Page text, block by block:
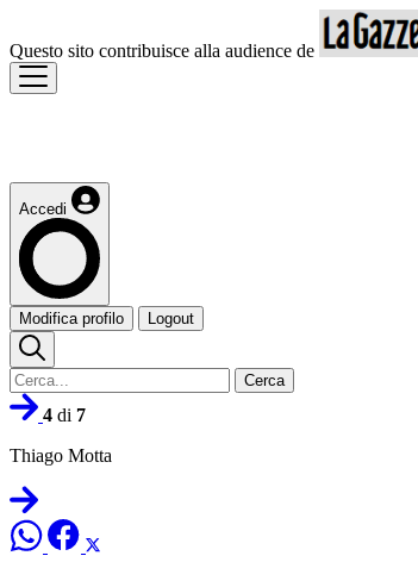
Questo sito contribuisce alla audience de
Accedi
Modifica profilo Logout
Cerca
4 di 7
Thiago Motta